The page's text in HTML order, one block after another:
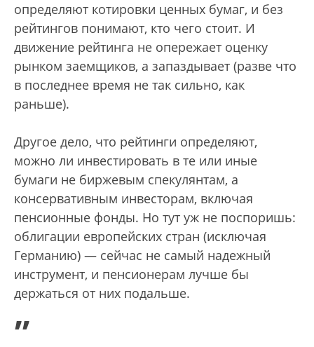
определяют котировки ценных бумаг, и без
рейтингов понимают, кто чего стоит. И
движение рейтинга не опережает оценку
рынком заемщиков, а запаздывает (разве что
в последнее время не так сильно, как
раньше).
Другое дело, что рейтинги определяют,
можно ли инвестировать в те или иные
бумаги не биржевым спекулянтам, а
консервативным инвесторам, включая
пенсионные фонды. Но тут уж не поспоришь:
облигации европейских стран (исключая
Германию) — сейчас не самый надежный
инструмент, и пенсионерам лучше бы
держаться от них подальше.
„